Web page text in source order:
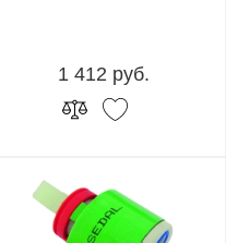
1 412 руб.